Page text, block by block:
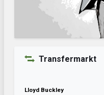
Transfermarkt
Lloyd Buckley